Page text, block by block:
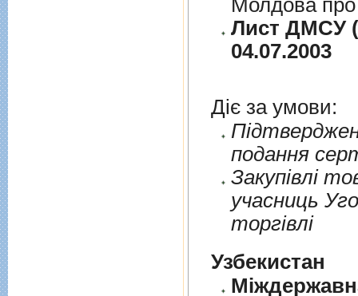
Молдова про
Лист ДМСУ
04.07.2003
Діє за умови:
подання
Закупiвлi
учасниць
торгiвлi
Узбекистан